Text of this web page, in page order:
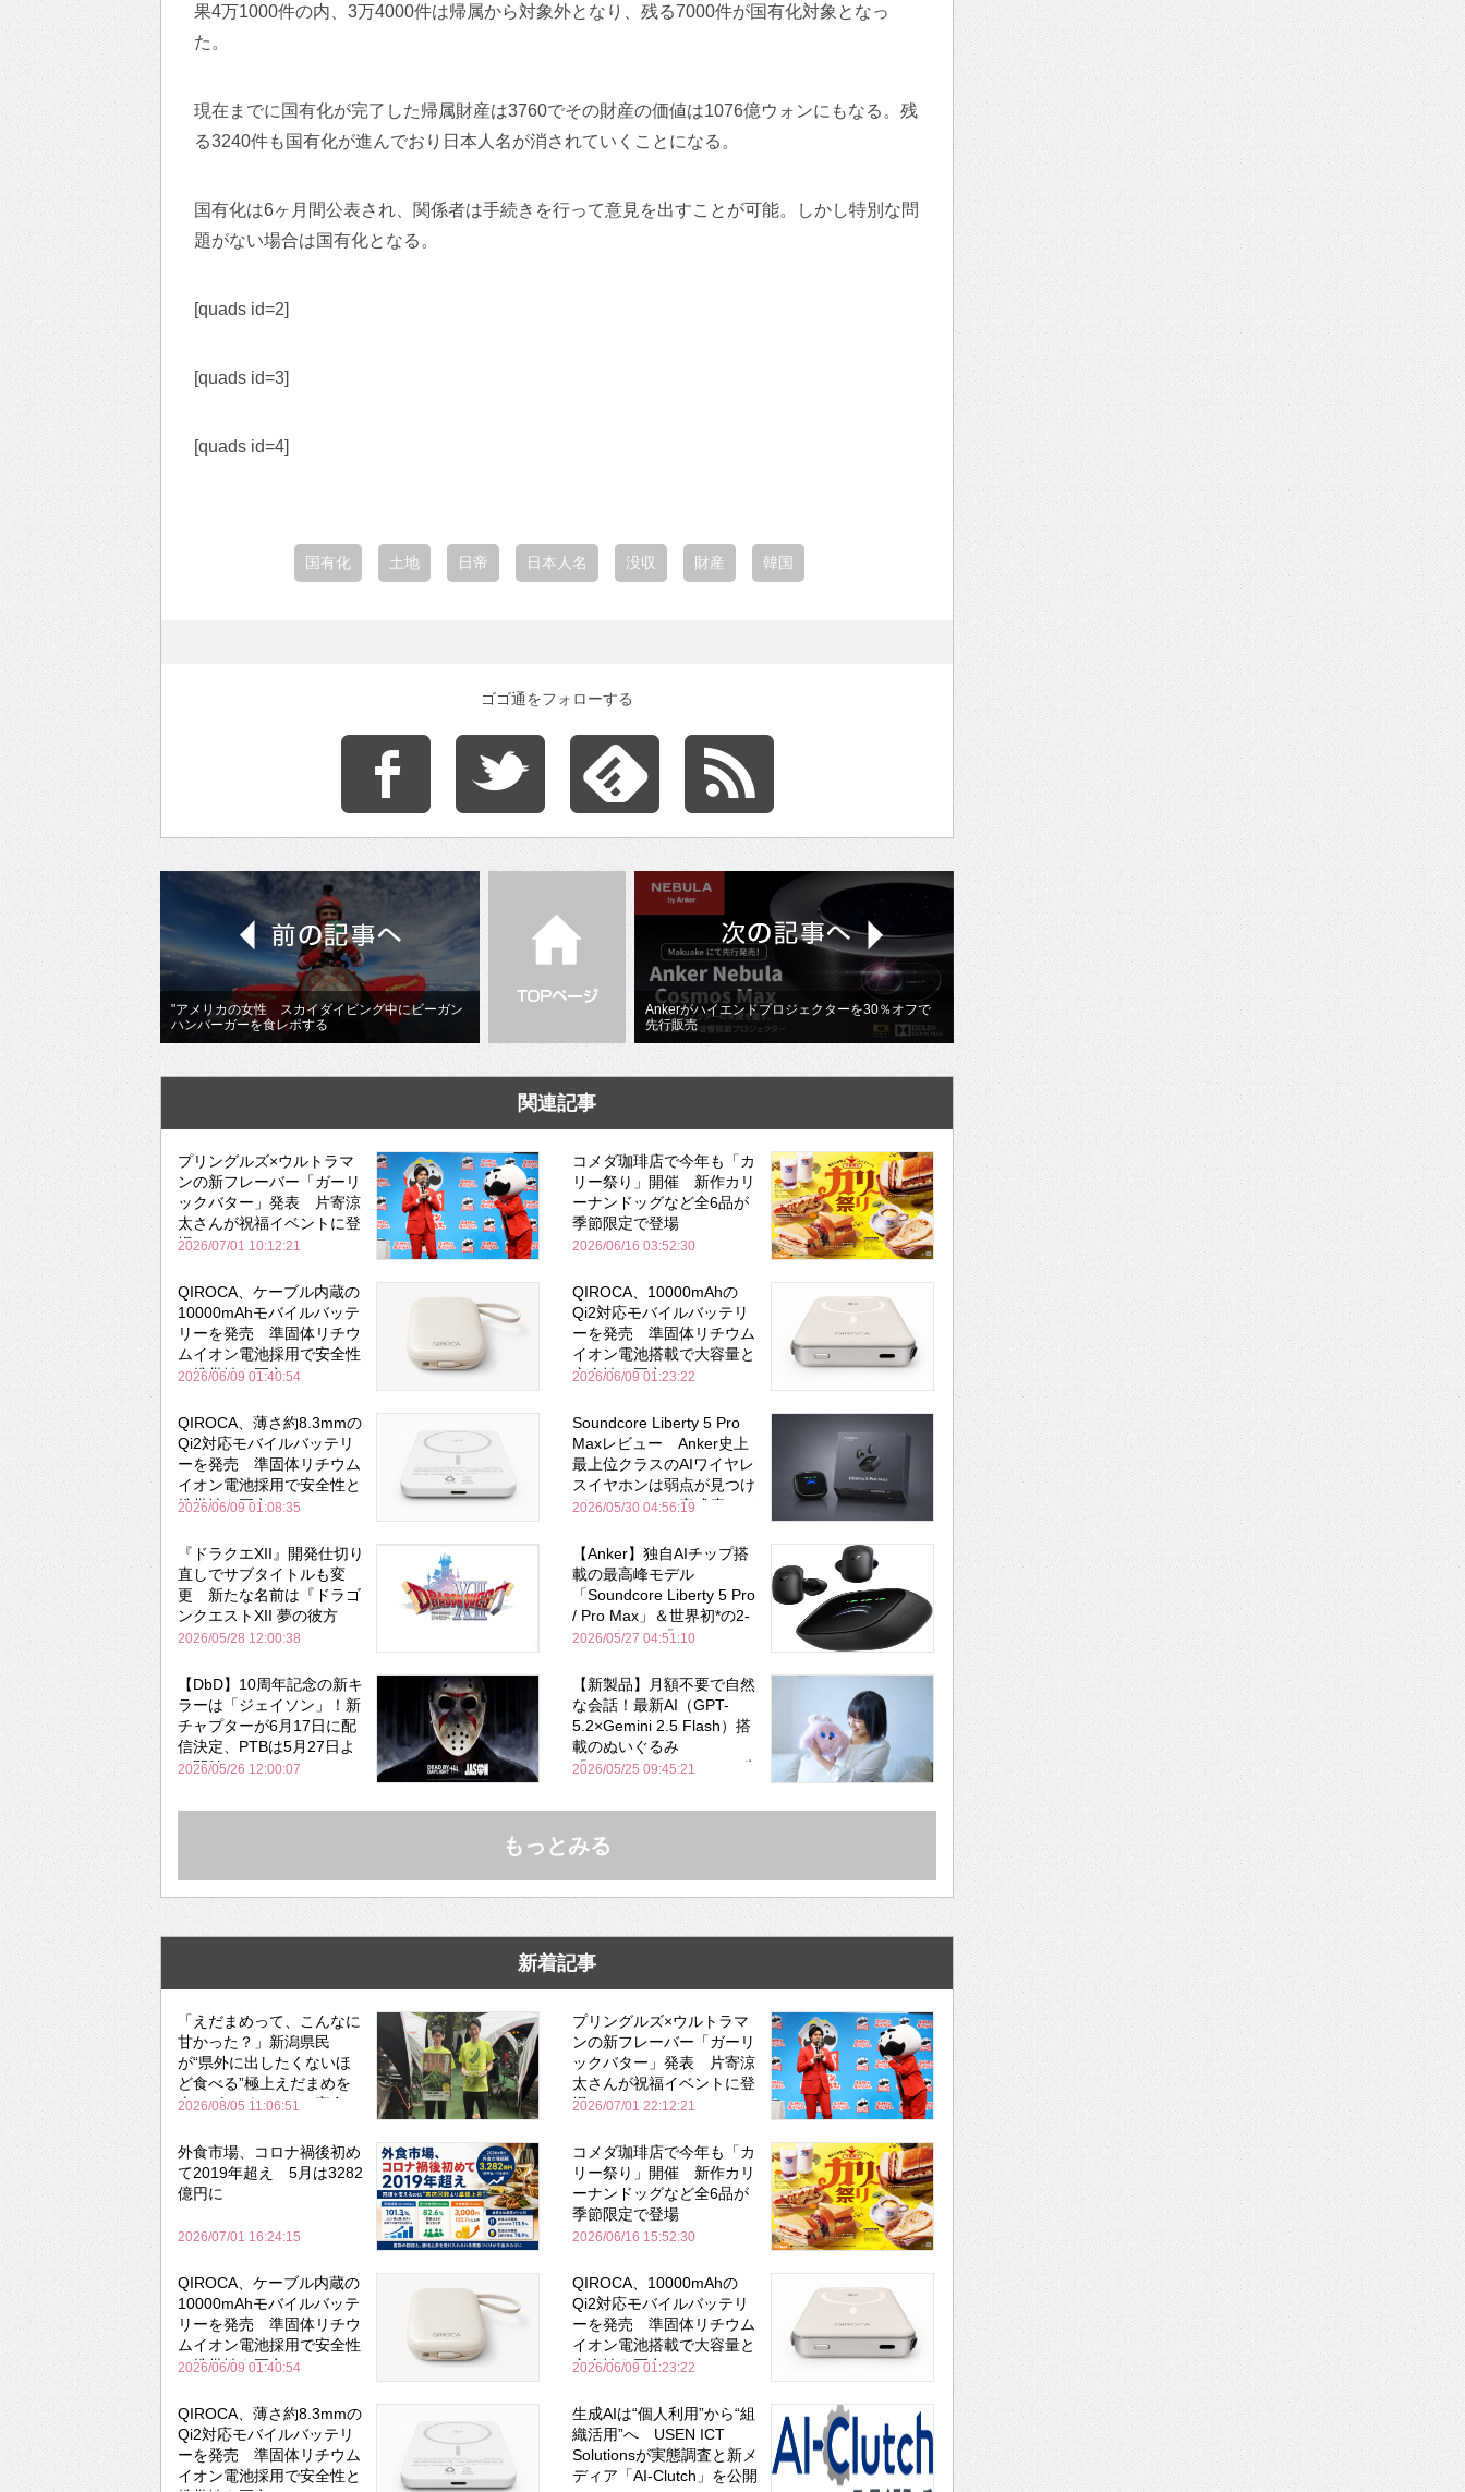
果4万1000件の内、3万4000件は帰属から対象外となり、残る7000件が国有化対象となっ
た。
現在までに国有化が完了した帰属財産は3760でその財産の価値は1076億ウォンにもなる。残
る3240件も国有化が進んでおり日本人名が消されていくことになる。
国有化は6ヶ月間公表され、関係者は手続きを行って意見を出すことが可能。しかし特別な問
題がない場合は国有化となる。
[quads id=2]
[quads id=3]
[quads id=4]
国有化 土地 日帝 日本人名 没収 財産 韓国
ゴゴ通をフォローする
"アメリカの女性 スカイダイビング中にビーガン
ハンバーガーを食レポする
Ankerがハイエンドプロジェクターを30％オフで
先行販売
関連記事
プリングルズ×ウルトラマ
ンの新フレーバー「ガーリ
ックバター」発表 片寄涼
太さんが祝福イベントに登
場
2026/07/01 10:12:21
コメダ珈琲店で今年も「カ
リー祭り」開催 新作カリ
ーナンドッグなど全6品が
季節限定で登場
2026/06/16 03:52:30
QIROCA、ケーブル内蔵の
10000mAhモバイルバッテ
リーを発売 準固体リチウ
ムイオン電池採用で安全性
と携帯性を両立
2026/06/09 01:40:54
QIROCA、10000mAhの
Qi2対応モバイルバッテリ
ーを発売 準固体リチウム
イオン電池搭載で大容量と
安全性を両立
2026/06/09 01:23:22
QIROCA、薄さ約8.3mmの
Qi2対応モバイルバッテリ
ーを発売 準固体リチウム
イオン電池採用で安全性と
携帯性を両立
2026/06/09 01:08:35
Soundcore Liberty 5 Pro
Maxレビュー Anker史上
最上位クラスのAIワイヤレ
スイヤホンは弱点が見つけ
づらいくらいの完成度にび
Bose並み
2026/05/30 04:56:19
『ドラクエXII』開発仕切り
直しでサブタイトルも変
更 新たな名前は『ドラゴ
ンクエストXII 夢の彼方
へ』
2026/05/28 12:00:38
【Anker】独自AIチップ搭
載の最高峰モデル
「Soundcore Liberty 5 Pro
/ Pro Max」＆世界初*の2-
in-1イヤホン「AeroFit 2
2026/05/27 04:51:10
【DbD】10周年記念の新キ
ラーは「ジェイソン」！新
チャプターが6月17日に配
信決定、PTBは5月27日よ
り開始
2026/05/26 12:00:07
【新製品】月額不要で自然
な会話！最新AI（GPT-
5.2×Gemini 2.5 Flash）搭
載のぬいぐるみ
「KOTTI」、Makuakeで先
2026/05/25 09:45:21
もっとみる
新着記事
「えだまめって、こんなに
甘かった？」新潟県民
が“県外に出したくないほ
ど食べる”極上えだまめを
森のビアガーデンで実食
2026/08/05 11:06:51
プリングルズ×ウルトラマ
ンの新フレーバー「ガーリ
ックバター」発表 片寄涼
太さんが祝福イベントに登
場
2026/07/01 22:12:21
外食市場、コロナ禍後初め
て2019年超え 5月は3282
億円に
2026/07/01 16:24:15
コメダ珈琲店で今年も「カ
リー祭り」開催 新作カリ
ーナンドッグなど全6品が
季節限定で登場
2026/06/16 15:52:30
QIROCA、ケーブル内蔵の
10000mAhモバイルバッテ
リーを発売 準固体リチウ
ムイオン電池採用で安全性
と携帯性を両立
2026/06/09 01:40:54
QIROCA、10000mAhの
Qi2対応モバイルバッテリ
ーを発売 準固体リチウム
イオン電池搭載で大容量と
安全性を両立
2026/06/09 01:23:22
QIROCA、薄さ約8.3mmの
Qi2対応モバイルバッテリ
ーを発売 準固体リチウム
イオン電池採用で安全性と
生成AIは“個人利用”から“組
織活用”へ USEN ICT
Solutionsが実態調査と新メ
ディア「AI-Clutch」を公開